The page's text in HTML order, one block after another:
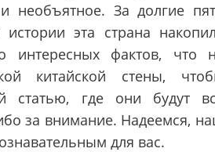
необъятное. За долгие
эта страна
интересных фактов, что
китайской стены,
статью, где они будут
за внимание. Надеемся,
для вас.